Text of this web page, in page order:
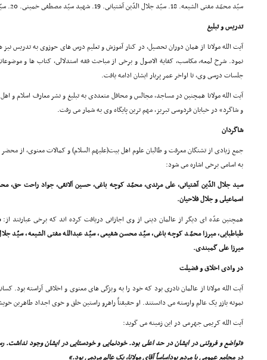
سیّد محمّد مفتى الشیعه. 18. سیّد جلال الدّین آشتیانى. 19. شهید سیّد مصطفى خمینى. 20. سیّد احمد روضاتى. 21. شیخ مسلم ملکوتى.
تدریس و تبلیغ
آیت الله مولانا از همان دوران تحصیل، در کنار آموزش و تعلیم درس هاى حوزوى به تدریس
نمود. شرح لمعه، مکاسب، کفایة الاصول و برخى از مباحث فقه استدلالى، کتاب ها و
جلسات درسى وى، تا اواخر عمر پربار ایشان ادامه یافت.
آیت الله مولانا همچنین در مساجد، مجالس و محافل متعددى به تبلیغ و نشر معارف اسلام و
و شاگرد» در خیابان فردوسى تبریز، مهم ترین پایگاه وى به شمار مى رفت.
شاگردان
جمع زیادى از تشنگان معرفت و طالبان علوم اهل بیت(علیهم السلام) و کمالات معنوى، از
به اسامى برخى اشاره مى شود:
سید جلال الدّین آشتیانى، على مرندى، محمّد کوچه باغى، حسین اَلانقى، جواد راحت حق،
اسماعیلى و جلال فلاحیان.
همچنین عدّه اى دیگر از عالمان دینى از وى اجازاتى دریافت کرده اند که برخى عبارتند از:
طباطبایى، میرزا محمّد کوچه باغى، سیّد محسن شفیعى، سیّد عبدالله مفتى الشیعه، سیّد
میرزا على گمبندى.
در وادى اخلاق و فضیلت
آیت الله مولانا از عالمان نادرى بود که خود را به ویژگى هاى معنوى و اخلاقى آراسته بود.
نمونه بازر یک عالم وارسته مى دانستند. او حقیقتاً راهرو راستین خلق و خوى اجداد طاهرین
آیت الله کریمى جهرمى در این زمینه مى گوید:
«تواضع و فروتنى در ایشان در حد اعلى بود. خودنمایى و خودستایى در ایشان وجود
در مجامع عمومى با مردم بوداساساً آقاى مولانا، یک عالم مردمى بود.»